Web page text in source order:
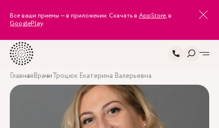
Все ваши приемы — в приложении. Скачать в AppStore, в
GooglePlay.
ГлавнаяВрачиТроцюк Екатерина Валерьевна